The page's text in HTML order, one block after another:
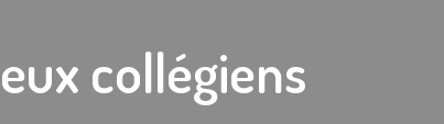
collégiens